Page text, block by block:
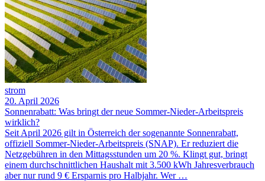
strom
20. April 2026
Sonnenrabatt: Was bringt der neue Sommer-Nieder-Arbeitspreis
wirklich?
Seit April 2026 gilt in Österreich der sogenannte Sonnenrabatt,
offiziell Sommer-Nieder-Arbeitspreis (SNAP). Er reduziert die
Netzgebühren in den Mittagsstunden um 20 %. Klingt gut, bringt
einem durchschnittlichen Haushalt mit 3.500 kWh Jahresverbrauch
aber nur rund 9 € Ersparnis pro Halbjahr. Wer …